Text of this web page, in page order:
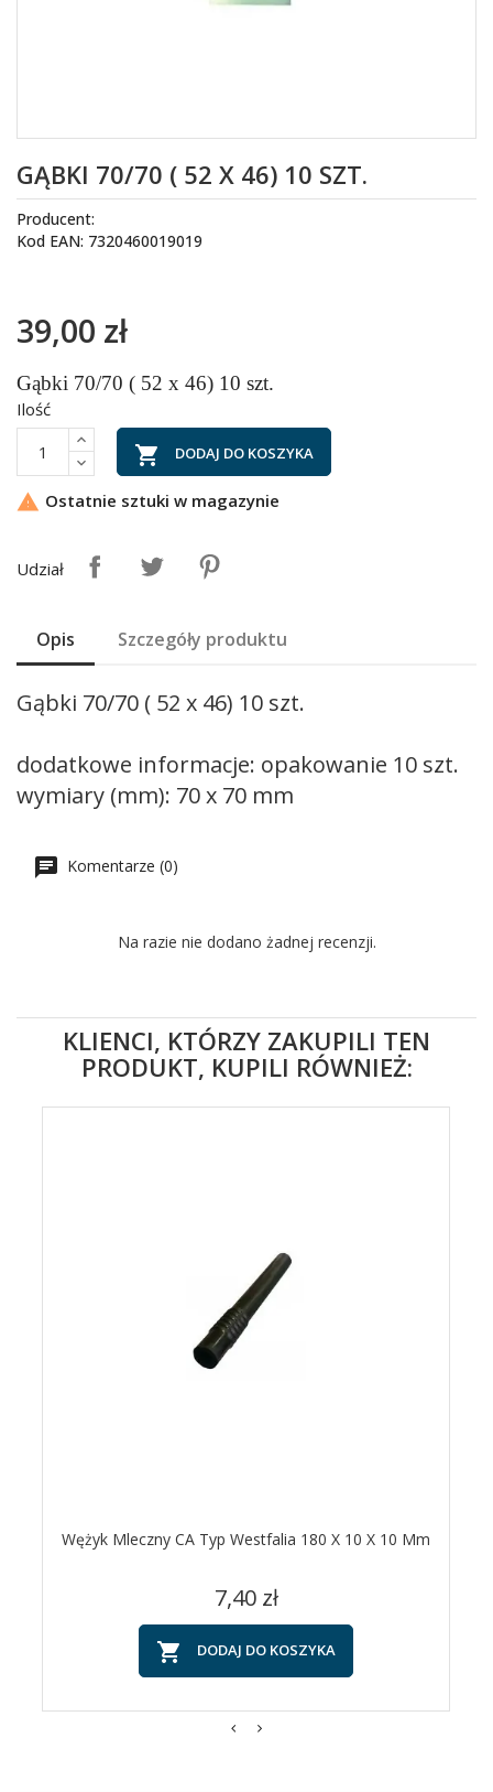
GĄBKI 70/70 ( 52 X 46) 10 SZT.
Producent:
Kod EAN: 7320460019019
39,00 zł
Gąbki 70/70 ( 52 x 46) 10 szt.
Ilość
 DODAJ DO KOSZYKA
 Ostatnie sztuki w magazynie
Udział
Opis Szczegóły produktu
Gąbki 70/70 ( 52 x 46) 10 szt.
dodatkowe informacje: opakowanie 10 szt.
wymiary (mm): 70 x 70 mm
Komentarze (0)
Na razie nie dodano żadnej recenzji.
KLIENCI, KTÓRZY ZAKUPILI TEN
PRODUKT, KUPILI RÓWNIEŻ:
Wężyk Mleczny CA Typ Westfalia 180 X 10 X 10 Mm
Cena
7,40 zł
 DODAJ DO KOSZYKA